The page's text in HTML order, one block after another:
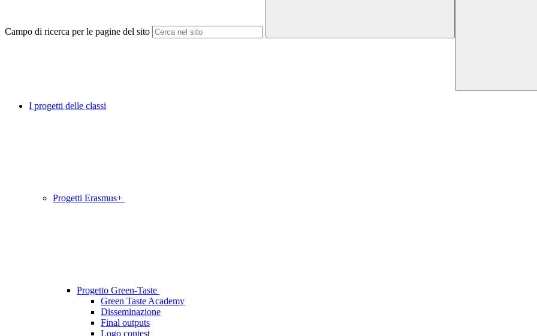
Campo di ricerca per le pagine del sito
I progetti delle classi
Progetti Erasmus+
Progetto Green-Taste
Green Taste Academy
Disseminazione
Final outputs
Logo contest